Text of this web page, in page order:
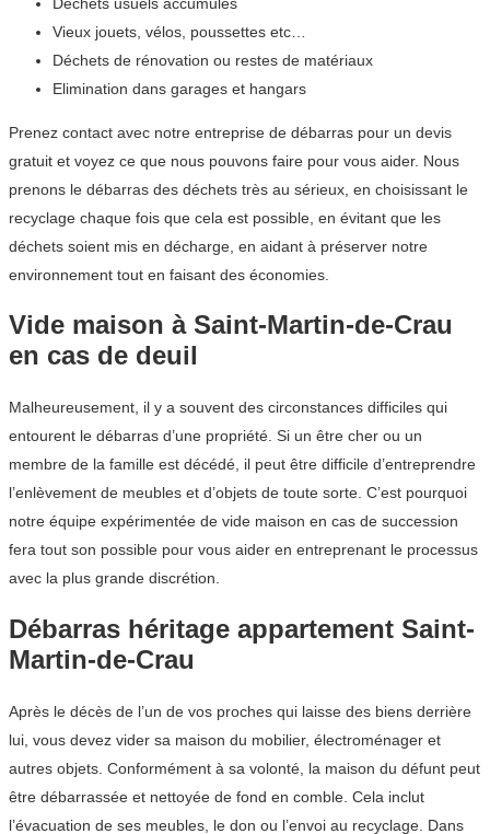
Vieux jouets, vélos, poussettes etc…
Déchets de rénovation ou restes de matériaux
Elimination dans garages et hangars
Prenez contact avec notre entreprise de débarras pour un devis
gratuit et voyez ce que nous pouvons faire pour vous aider. Nous
prenons le débarras des déchets très au sérieux, en choisissant le
recyclage chaque fois que cela est possible, en évitant que les
déchets soient mis en décharge, en aidant à préserver notre
environnement tout en faisant des économies.
Vide maison à Saint-Martin-de-Crau
en cas de deuil
Malheureusement, il y a souvent des circonstances difficiles qui
entourent le débarras d’une propriété. Si un être cher ou un
membre de la famille est décédé, il peut être difficile d’entreprendre
l’enlèvement de meubles et d’objets de toute sorte. C’est pourquoi
notre équipe expérimentée de vide maison en cas de succession
fera tout son possible pour vous aider en entreprenant le processus
avec la plus grande discrétion.
Débarras héritage appartement Saint-
Martin-de-Crau
Après le décès de l’un de vos proches qui laisse des biens derrière
lui, vous devez vider sa maison du mobilier, électroménager et
autres objets. Conformément à sa volonté, la maison du défunt peut
être débarrassée et nettoyée de fond en comble. Cela inclut
l’évacuation de ses meubles, le don ou l’envoi au recyclage. Dans